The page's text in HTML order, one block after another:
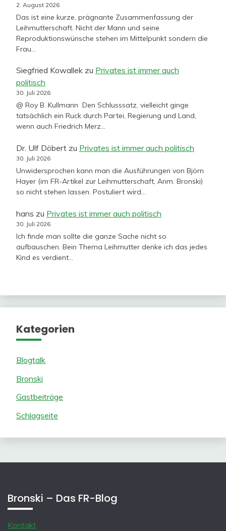
2. August 2026
Das ist eine kurze, prägnante Zusammenfassung der
Leihmutterschaft. Nicht der Mann und seine
Reproduktionswünsche stehen im Mittelpunkt sondern die
Frau…
Siegfried Kowallek zu Privates ist immer auch
politisch
30. Juli 2026
@ Roy B. Kullmann Den Schlusssatz, vielleicht ginge
tatsächlich ein Ruck durch Partei, Regierung und Land,
wenn auch Friedrich Merz…
Dr. Ulf Döbert zu Privates ist immer auch politisch
30. Juli 2026
Unwidersprochen kann man die Ausführungen von Björn
Hayer (im FR-Artikel zur Leihmutterschaft, Anm. Bronski)
so nicht stehen lassen. Postuliert wird…
hans zu Privates ist immer auch politisch
30. Juli 2026
Ich finde man sollte die ganze Sache nicht so
aufbauschen. Bein Thema Leihmutter denke ich das jedes
Kind es verdient…
Kategorien
Blogtalk
Bronski
Gastbeiträge
Schlagseite
Bronski – Das FR-Blog
Kontakt